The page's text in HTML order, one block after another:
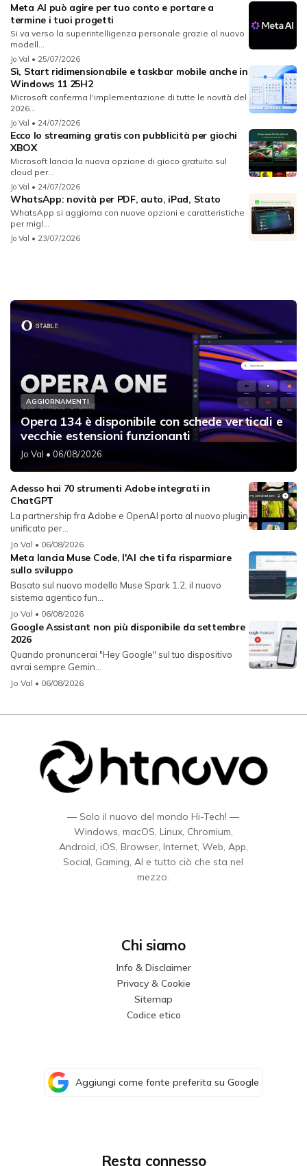
Meta AI può agire per tuo conto e portare a
termine i tuoi progetti
Si va verso la superintelligenza personale grazie al nuovo
modell...
Jo Val • 25/07/2026
Sì, Start ridimensionabile e taskbar mobile anche in
Windows 11 25H2
Microsoft conferma l'implementazione di tutte le novità del
2026...
Jo Val • 24/07/2026
Ecco lo streaming gratis con pubblicità per giochi
XBOX
Microsoft lancia la nuova opzione di gioco gratuito sul
cloud per...
Jo Val • 24/07/2026
WhatsApp: novità per PDF, auto, iPad, Stato
WhatsApp si aggiorna con nuove opzioni e caratteristiche
per migl...
Jo Val • 23/07/2026
AGGIORNAMENTI
Opera 134 è disponibile con schede verticali e
vecchie estensioni funzionanti
Jo Val • 06/08/2026
Adesso hai 70 strumenti Adobe integrati in
ChatGPT
La partnership fra Adobe e OpenAI porta al nuovo plugin
unificato per...
Jo Val • 06/08/2026
Meta lancia Muse Code, l'AI che ti fa risparmiare
sullo sviluppo
Basato sul nuovo modello Muse Spark 1.2, il nuovo
sistema agentico fun...
Jo Val • 06/08/2026
Google Assistant non più disponibile da settembre
2026
Quando pronuncerai "Hey Google" sul tuo dispositivo
avrai sempre Gemin...
Jo Val • 06/08/2026
— Solo il nuovo del mondo Hi-Tech! —
Windows, macOS, Linux, Chromium,
Android, iOS, Browser, Internet, Web, App,
Social, Gaming, AI e tutto ciò che sta nel
mezzo.
Chi siamo
Info & Disclaimer
Privacy & Cookie
Sitemap
Codice etico
Aggiungi come fonte preferita su Google
Resta connesso